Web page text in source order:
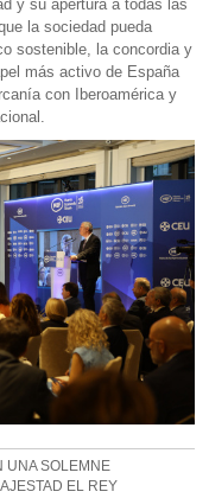
y su apertura a todas las
la sociedad pueda
sostenible, la concordia y
más activo de España
con Iberoamérica y
UNA SOLEMNE
EL REY